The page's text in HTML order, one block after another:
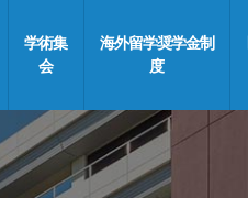
学術集
会
海外留学奨学金制
度